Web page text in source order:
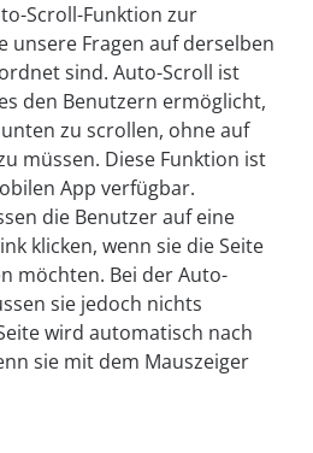
Scroll-Funktion zur
unsere Fragen auf derselben
sind. Auto-Scroll ist
den Benutzern ermöglicht,
zu scrollen, ohne auf
müssen. Diese Funktion ist
App verfügbar.
die Benutzer auf eine
klicken, wenn sie die Seite
möchten. Bei der Auto-
sie jedoch nichts
wird automatisch nach
sie mit dem Mauszeiger